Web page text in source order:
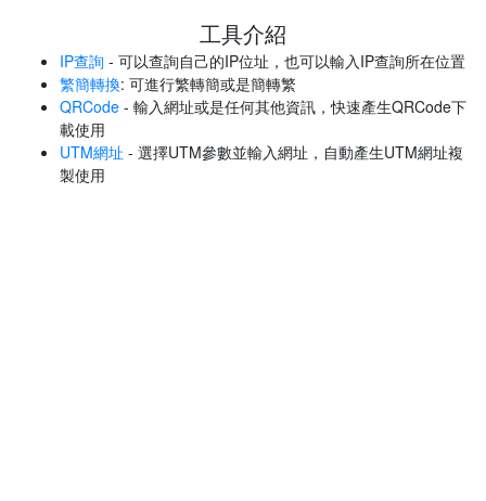
工具介紹
IP查詢 - 可以查詢自己的IP位址，也可以輸入IP查詢所在位置
繁簡轉換: 可進行繁轉簡或是簡轉繁
QRCode - 輸入網址或是任何其他資訊，快速產生QRCode下
載使用
UTM網址 - 選擇UTM參數並輸入網址，自動產生UTM網址複
製使用